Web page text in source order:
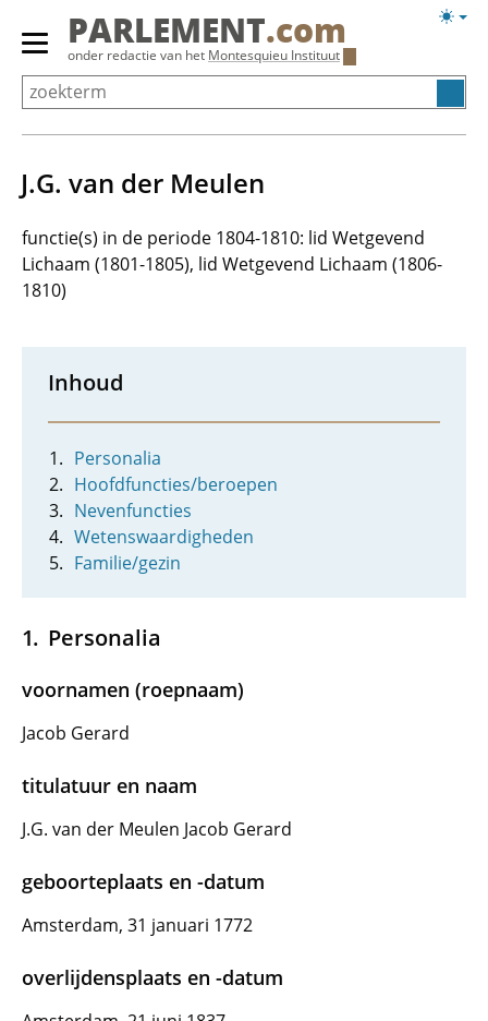
Overslaan
Primair
menu
tonen/verbergen
PARLEMENT.com
onder redactie van het Montesquieu Instituut
J.G. van der Meulen
functie(s) in de periode 1804-1810: lid Wetgevend
Lichaam (1801-1805), lid Wetgevend Lichaam (1806-
1810)
Inhoud
Personalia
Hoofdfuncties/beroepen
Nevenfuncties
Wetenswaardigheden
Familie/gezin
Personalia
voornamen (roepnaam)
Jacob Gerard
titulatuur en naam
J.G. van der Meulen Jacob Gerard
geboorteplaats en -datum
Amsterdam, 31 januari 1772
overlijdensplaats en -datum